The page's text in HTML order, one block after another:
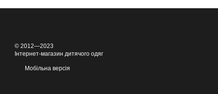
© 2012—2023
Інтернет-магазин дитячого одяг
Мобільна версія